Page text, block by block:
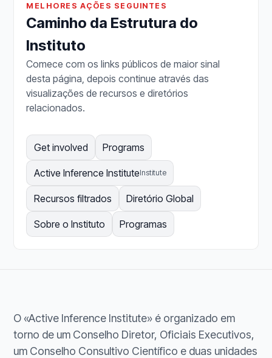
MELHORES AÇÕES SEGUINTES
Caminho da Estrutura do
Instituto
Comece com os links públicos de maior sinal
desta página, depois continue através das
visualizações de recursos e diretórios
relacionados.
Get involved Programs
Active Inference InstituteInstitute
Recursos filtrados Diretório Global
Sobre o Instituto Programas
O «Active Inference Institute» é organizado em
torno de um Conselho Diretor, Oficiais Executivos,
um Conselho Consultivo Científico e duas unidades